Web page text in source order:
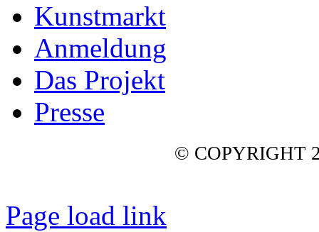
Kunstmarkt
Anmeldung
Das Projekt
Presse
© COPYRIGHT
Page load link